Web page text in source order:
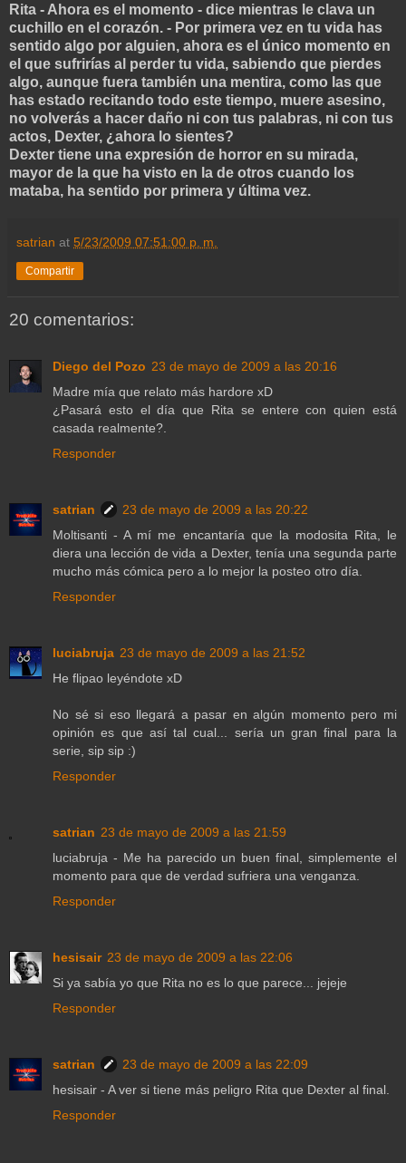
Rita - Ahora es el momento - dice mientras le clava un
cuchillo en el corazón. - Por primera vez en tu vida has
sentido algo por alguien, ahora es el único momento en
el que sufrirías al perder tu vida, sabiendo que pierdes
algo, aunque fuera también una mentira, como las que
has estado recitando todo este tiempo, muere asesino,
no volverás a hacer daño ni con tus palabras, ni con tus
actos, Dexter, ¿ahora lo sientes?
Dexter tiene una expresión de horror en su mirada,
mayor de la que ha visto en la de otros cuando los
mataba, ha sentido por primera y última vez.
satrian at 5/23/2009 07:51:00 p. m.
Compartir
20 comentarios:
Diego del Pozo 23 de mayo de 2009 a las 20:16
Madre mía que relato más hardore xD
¿Pasará esto el día que Rita se entere con quien está
casada realmente?.
Responder
satrian
23 de mayo de 2009 a las 20:22
Moltisanti - A mí me encantaría que la modosita Rita, le
diera una lección de vida a Dexter, tenía una segunda parte
mucho más cómica pero a lo mejor la posteo otro día.
Responder
luciabruja 23 de mayo de 2009 a las 21:52
He flipao leyéndote xD
No sé si eso llegará a pasar en algún momento pero mi
opinión es que así tal cual... sería un gran final para la
serie, sip sip :)
Responder
satrian 23 de mayo de 2009 a las 21:59
luciabruja - Me ha parecido un buen final, simplemente el
momento para que de verdad sufriera una venganza.
Responder
hesisair 23 de mayo de 2009 a las 22:06
Si ya sabía yo que Rita no es lo que parece... jejeje
Responder
satrian
23 de mayo de 2009 a las 22:09
hesisair - A ver si tiene más peligro Rita que Dexter al final.
Responder